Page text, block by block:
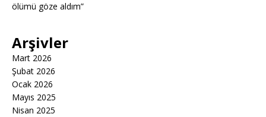
ölümü göze aldım”
Arşivler
Mart 2026
Şubat 2026
Ocak 2026
Mayıs 2025
Nisan 2025